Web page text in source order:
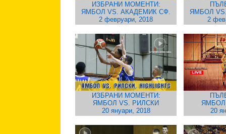
ИЗБРАНИ МОМЕНТИ:
ЯМБОЛ VS. АКАДЕМИК СФ.
2 февруари, 2018
ЯМБОЛ
2
ИЗБРАНИ МОМЕНТИ:
ЯМБОЛ VS. РИЛСКИ
20 януари, 2018
ЯМБОЛ
20